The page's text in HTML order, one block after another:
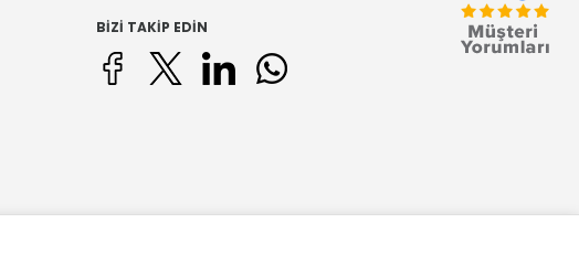
BIZI TAKIP EDIN